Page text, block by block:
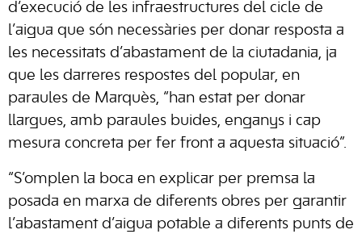
d’execució de les infraestructures del cicle de
l’aigua que són necessàries per donar resposta a
les necessitats d’abastament de la ciutadania, ja
que les darreres respostes del popular, en
paraules de Marquès, “han estat per donar
llargues, amb paraules buides, enganys i cap
mesura concreta per fer front a aquesta situació”.
“S’omplen la boca en explicar per premsa la
posada en marxa de diferents obres per garantir
l’abastament d’aigua potable a diferents punts de